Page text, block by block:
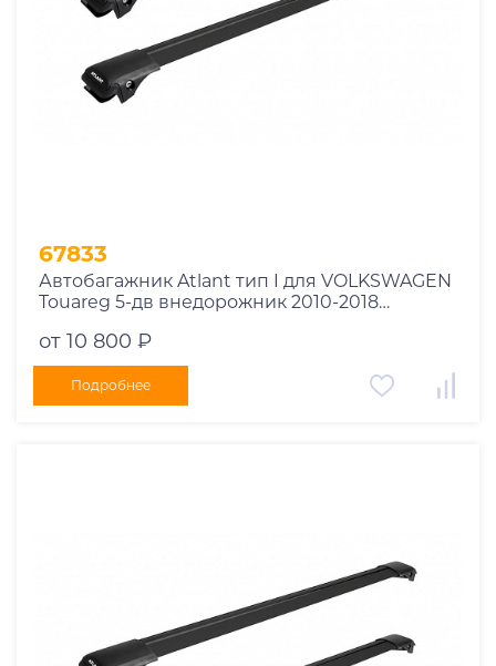
67833
Автобагажник Atlant тип I для VOLKSWAGEN
Touareg 5-дв внедорожник 2010-2018
10002+11116+11115
от 10 800 ₽
Подробнее